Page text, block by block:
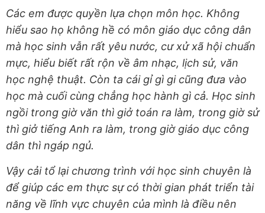
Các em được quyền lựa chọn môn học. Không
hiểu sao họ không hề có môn giáo dục công dân
mà học sinh vẫn rất yêu nước, cư xử xã hội chuẩn
mực, hiểu biết rất rộn về âm nhạc, lịch sử, văn
học nghệ thuật. Còn ta cái gỉ gì gi cũng đưa vào
học mà cuối cùng chẳng học hành gì cả. Học sinh
ngồi trong giờ văn thì giở toán ra làm, trong giờ sử
thì giở tiếng Anh ra làm, trong giờ giáo dục công
dân thì ngáp ngủ.
Vậy cải tổ lại chương trình với học sinh chuyên là
để giúp các em thực sự có thời gian phát triển tài
năng về lĩnh vực chuyên của mình là điều nên